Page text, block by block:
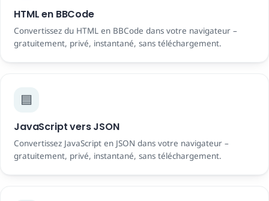
HTML en BBCode
Convertissez du HTML en BBCode dans votre navigateur –
gratuitement, privé, instantané, sans téléchargement.
🟦
JavaScript vers JSON
Convertissez JavaScript en JSON dans votre navigateur –
gratuitement, privé, instantané, sans téléchargement.